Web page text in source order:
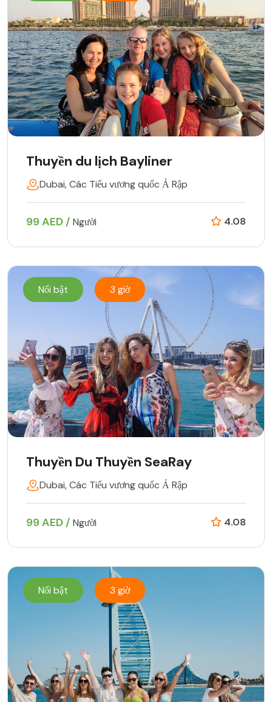
Thuyền du lịch Bayliner
Dubai, Các Tiểu vương quốc Ả Rập
99 AED / Người 4.08
Nổi bật 3 giờ
Thuyền Du Thuyền SeaRay
Dubai, Các Tiểu vương quốc Ả Rập
99 AED / Người 4.08
Nổi bật 3 giờ